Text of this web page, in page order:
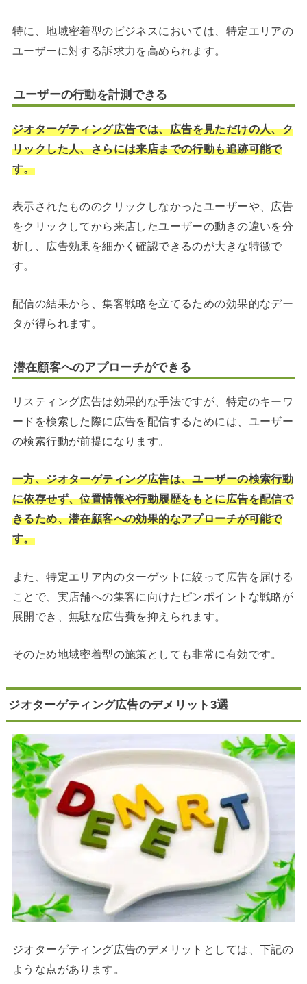
特に、地域密着型のビジネスにおいては、特定エリアの
ユーザーに対する訴求力を高められます。
ユーザーの行動を計測できる
ジオターゲティング広告では、広告を見ただけの人、ク
リックした人、さらには来店までの行動も追跡可能で
す。
表示されたもののクリックしなかったユーザーや、広告
をクリックしてから来店したユーザーの動きの違いを分
析し、広告効果を細かく確認できるのが大きな特徴で
す。
配信の結果から、集客戦略を立てるための効果的なデー
タが得られます。
潜在顧客へのアプローチができる
リスティング広告は効果的な手法ですが、特定のキーワ
ードを検索した際に広告を配信するためには、ユーザー
の検索行動が前提になります。
一方、ジオターゲティング広告は、ユーザーの検索行動
に依存せず、位置情報や行動履歴をもとに広告を配信で
きるため、潜在顧客への効果的なアプローチが可能で
す。
また、特定エリア内のターゲットに絞って広告を届ける
ことで、実店舗への集客に向けたピンポイントな戦略が
展開でき、無駄な広告費を抑えられます。
そのため地域密着型の施策としても非常に有効です。
ジオターゲティング広告のデメリット3選
ジオターゲティング広告のデメリットとしては、下記の
ような点があります。